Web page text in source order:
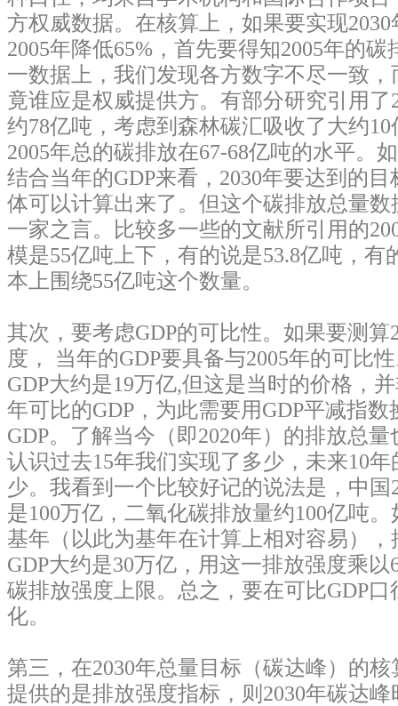
方权威数据。在核算上，如果要实现
2005年降低65%，首先要得知2005年的
一数据上，我们发现各方数字不尽一致
竟谁应是权威提供方。有部分研究引用了
约78亿吨，考虑到森林碳汇吸收了大约
2005年总的碳排放在67-68亿吨的水平。
结合当年的GDP来看，2030年要达到的
体可以计算出来了。但这个碳排放总量
一家之言。比较多一些的文献所引用的
模是55亿吨上下，有的说是53.8亿吨，有
本上围绕55亿吨这个数量。
其次，要考虑GDP的可比性。如果要测算
度， 当年的GDP要具备与2005年的可比
GDP大约是19万亿,但这是当时的价格，
年可比的GDP，为此需要用GDP平减指
GDP。了解当今（即2020年）的排放总
认识过去15年我们实现了多少，未来10
少。我看到一个比较好记的说法是，中国
是100万亿，二氧化碳排放量约100亿吨
基年（以此为基年在计算上相对容易），
GDP大约是30万亿，用这一排放强度乘以
碳排放强度上限。总之，要在可比GDP
化。
第三，在2030年总量目标（碳达峰）的
提供的是排放强度指标，则2030年碳达